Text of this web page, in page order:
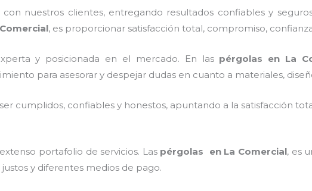
nuestros clientes, entregando resultados confiables y
, es proporcionar satisfacción total, compromiso,
y posicionada en el mercado. En las pérgolas en La
para asesorar y despejar dudas en cuanto a materiales,
cumplidos, confiables y honestos, apuntando a la satisfacción
portafolio de servicios. Las pérgolas en La Comercial, es
y diferentes medios de pago.